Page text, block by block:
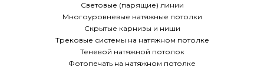
Световые (парящие) линии
Многоуровневые натяжные потолки
Скрытые карнизы и ниши
Трековые системы на натяжном потолке
Теневой натяжной потолок
Фотопечать на натяжном потолке